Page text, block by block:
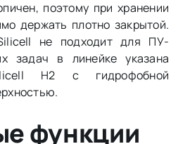
поэтому при хранении
держать плотно закрытой.
не подходит для ПУ-
задач в линейке указана
H2 с гидрофобной
функции